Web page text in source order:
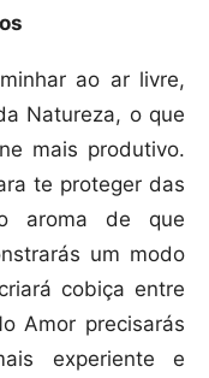
ao ar livre,
Natureza, o que
mais produtivo.
te proteger das
aroma de que
um modo
cobiça entre
Amor precisarás
experiente e